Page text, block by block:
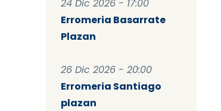
24 Dic 2026 - 17:00
Erromeria Basarrate
Plazan
26 Dic 2026 - 20:00
Erromeria Santiago
plazan